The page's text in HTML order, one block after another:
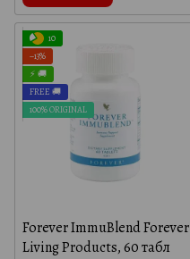
10
−13%
⚡ 🚚
FREE 🚚
100% ORIGINAL
Forever ImmuBlend Forever
Living Products, 60 табл